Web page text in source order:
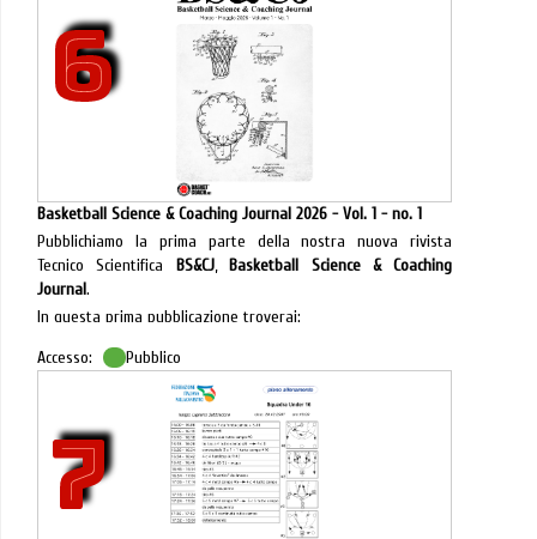
6
Basketball Science & Coaching Journal 2026 - Vol. 1 - no. 1
Pubblichiamo la prima parte della nostra nuova rivista
Tecnico Scientifica BS&CJ,Basketball Science & Coaching
Journal.
In questa prima pubblicazione troverai:
Presentazione dell'Editore. Presentiamo il progetto
Basketball Science & Coaching Journal.
Introduzione del Referente Comitato Tecnico Scientifico
BS&CJ, Nasce oggi uno spazio pensato per chi vive la
palestra ogni giorno.
Comitato Tecnico Scientifico. Presentazione dei membri del
comitato tecnico scientifico.
Linee guida per gli Autori. Come preparare e inviare un
7
Accesso: Pubblico